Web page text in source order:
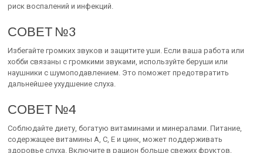
риск воспалений и инфекций.
СОВЕТ №3
Избегайте громких звуков и защитите уши. Если ваша работа или
хобби связаны с громкими звуками, используйте беруши или
наушники с шумоподавлением. Это поможет предотвратить
дальнейшее ухудшение слуха.
СОВЕТ №4
Соблюдайте диету, богатую витаминами и минералами. Питание,
содержащее витамины A, C, E и цинк, может поддерживать
здоровье слуха. Включите в рацион больше свежих фруктов,